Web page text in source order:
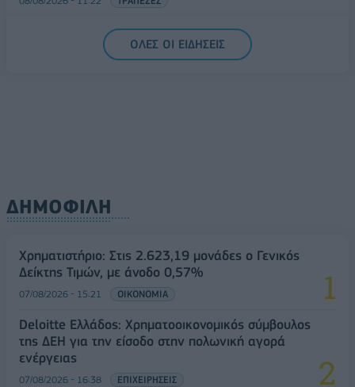
5G παντού, 6G στον ορίζοντα: Πού βρίσκεται η
Ελλάδα στη μεγάλη τεχνολογική μετάβαση
ΟΛΕΣ ΟΙ ΕΙΔΗΣΕΙΣ
ΔΗΜΟΦΙΛΗ
Χρηματιστήριο: Στις 2.623,19 μονάδες ο Γενικός
Δείκτης Τιμών, με άνοδο 0,57%
07/08/2026 - 15:21 ΟΙΚΟΝΟΜΙΑ
Deloitte Ελλάδος: Χρηματοοικονομικός σύμβουλος
της ΔΕΗ για την είσοδο στην πολωνική αγορά
ενέργειας
07/08/2026 - 16:38 ΕΠΙΧΕΙΡΗΣΕΙΣ